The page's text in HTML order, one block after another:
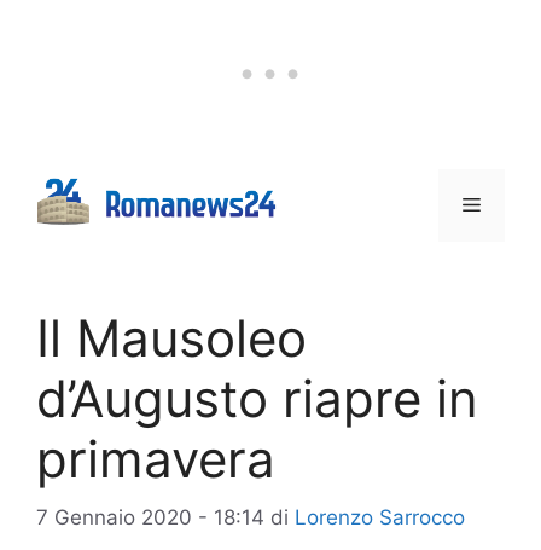
Menu
Il Mausoleo
d’Augusto riapre in
primavera
7 Gennaio 2020 - 18:14 di Lorenzo Sarrocco